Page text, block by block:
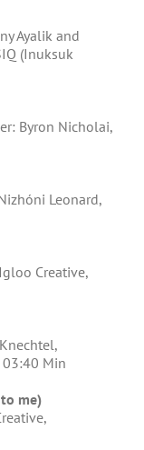
Ayalik and
(Inuksuk
Byron Nicholai,
Leonard,
Creative,
03:40 Min
me)